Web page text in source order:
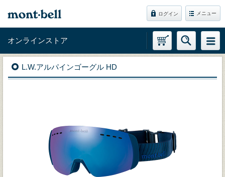
ログイン メニュー
オンラインストア
L.W.アルパインゴーグル HD